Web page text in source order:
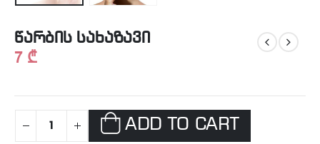
წარბის სახაზავი
7 ₾
ADD TO CART